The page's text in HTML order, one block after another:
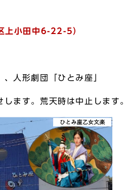
上小田中6-22-5）
人形劇団「ひとみ座」
ます。荒天時は中止します。